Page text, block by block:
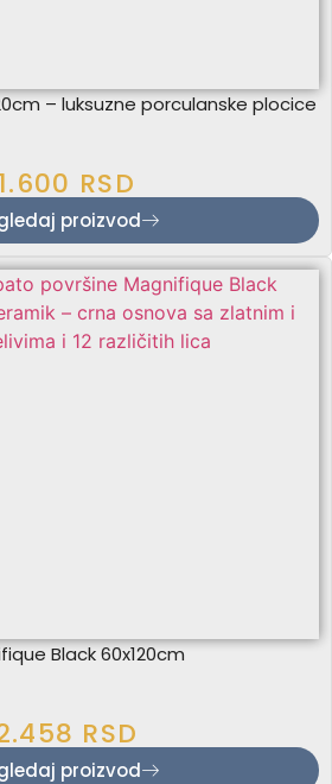
– luksuzne porculanske plocice
1.600 RSD
proizvod
Black 60x120cm
RSD
proizvod